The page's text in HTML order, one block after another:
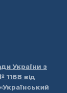
України з
1168 від